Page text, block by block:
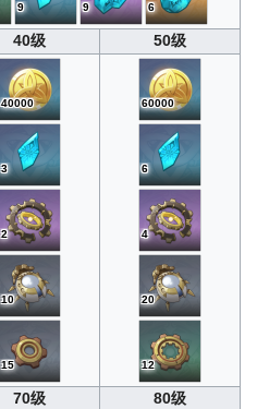
9 9 6
40级 50级
40000
3
2
10
15
60000
6
4
20
12
70级 80级